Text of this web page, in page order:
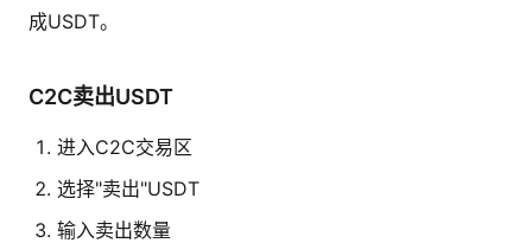
成USDT。
C2C卖出USDT
进入C2C交易区
选择"卖出"USDT
输入卖出数量